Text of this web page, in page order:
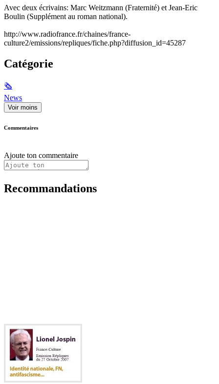
Avec deux écrivains: Marc Weitzmann (Fraternité) et Jean-Eric
Boulin (Supplément au roman national).
http://www.radiofrance.fr/chaines/france-
culture2/emissions/repliques/fiche.php?diffusion_id=45287
Catégorie
🗞
News
Voir moins
Commentaires
Ajoute ton commentaire
Recommandations